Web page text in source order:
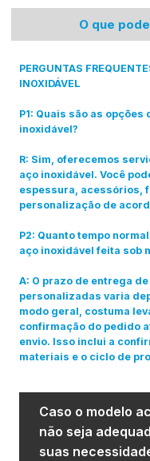
O que
PERGUNTAS
INOXIDÁVEL
P1: Quais são as
inoxidável?
R: Sim, oferecemos
aço inoxidável. Você
espessura, acessórios,
personalização de
P2: Quanto tempo
aço inoxidável feita sob
A: O prazo de entrega
personalizadas varia
modo geral, costuma
confirmação do pedido
envio. Isso inclui a
materiais e o ciclo de
Caso o modelo
não seja
suas